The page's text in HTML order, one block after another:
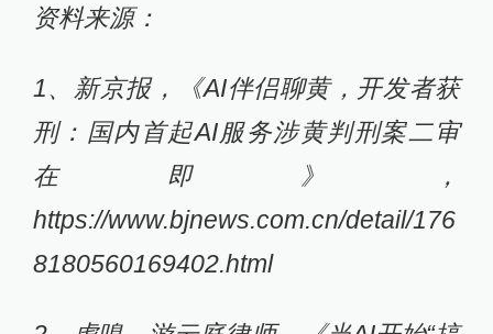
资料来源：
1、新京报，《AI伴侣聊黄，开发者获
刑：国内首起AI服务涉黄判刑案二审
在即》，
https://www.bjnews.com.cn/detail/176
8180560169402.html